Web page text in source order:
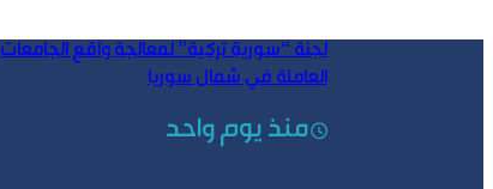
لجنة “سورية تركية” لمعالجة واقع الجامعات
العاملة في شمال سوريا
منذ يوم واحد